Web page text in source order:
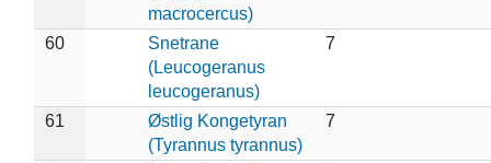
macrocercus)
60
Snetrane
(Leucogeranus
leucogeranus)
7
61
Østlig Kongetyran
(Tyrannus tyrannus)
7